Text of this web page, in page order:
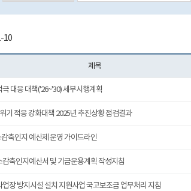
10
제목
대응 대책('26~'30) 세부시행계획
기 적응 강화대책 2025년 추진상황 점검결과
축인지 예산제 운영 가이드라인
감축인지예산서 및 기금운용계획 작성지침
장 방지시설 설치 지원사업 국고보조금 업무처리 지침